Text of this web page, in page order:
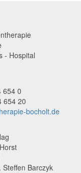
- Hospital
654 0
654 20
bocholt.de
Steffen Barczyk